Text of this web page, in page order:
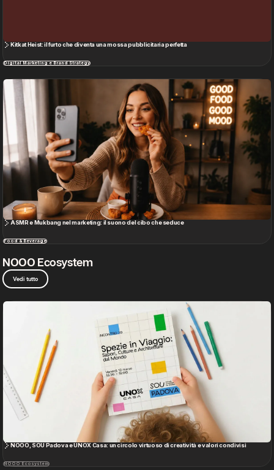
ASMR e Mukbang nel marketing: il suono del cibo che seduce
Food & Beverage
NOOO Ecosystem
Vedi tutto
NOOO, SOU Padova e UNOX Casa: un circolo virtuoso di creatività e valori condivisi
NOOO Ecosystem